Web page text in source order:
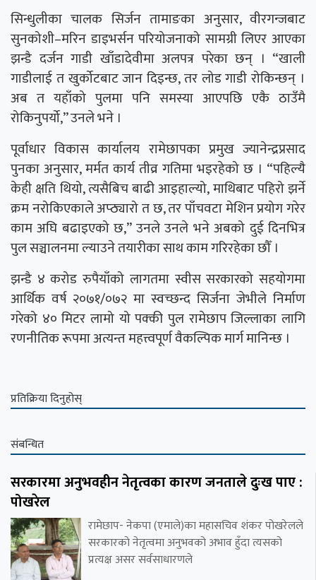
सिन्धुलीका चालक सिर्जन तामाङका अनुसार, वीरगन्जबाट
सुनकोशी–मरिन डाइभर्सन परियोजनाको सामग्री लिएर आएका
झन्डै दर्जन गाडी खाँडादेवीमा अलपत्र परेका छन् । “खाली
गाडीलाई त खुर्कोटबाट जान दिइन्छ, तर लोड गाडी रोकिन्छन् ।
अब त यहाँको पुलमा पनि समस्या आएपछि एकै ठाउँमै
रोकिनुपर्यो,” उनले भने ।
पूर्वाधार विकास कार्यालय रामेछापका प्रमुख ज्यानेन्द्रप्रसाद
पुनका अनुसार, मर्मत कार्य तीव्र गतिमा भइरहेको छ । “पहिल्यै
केही क्षति थियो, त्यसैबिच बाढी आइहाल्यो, माथिबाट पहिरो झर्ने
क्रम नरोकिएकाले अप्ठ्यारो त छ, तर पाँचवटा मेशिन प्रयोग गरेर
काम अघि बढाइएको छ,” उनले उनले भने अबको दुई दिनभित्र
पुल सञ्चालनमा ल्याउने तयारीका साथ काम गरिरहेका छौँ ।
झन्डै ४ करोड रुपैयाँको लागतमा स्वीस सरकारको सहयोगमा
आर्थिक वर्ष २०७१/०७२ मा स्वच्छन्द सिर्जना जेभीले निर्माण
गरेको ४० मिटर लामो यो पक्की पुल रामेछाप जिल्लाका लागि
रणनीतिक रूपमा अत्यन्त महत्त्वपूर्ण वैकल्पिक मार्ग मानिन्छ ।
प्रतिक्रिया दिनुहोस्
संबन्धित
सरकारमा अनुभवहीन नेतृत्वका कारण जनताले दुःख पाए :
पोखरेल
रामेछाप- नेकपा (एमाले)का महासचिव शंकर पोखरेलले
सरकारको नेतृत्वमा अनुभवको अभाव हुँदा त्यसको
प्रत्यक्ष असर सर्वसाधारणले